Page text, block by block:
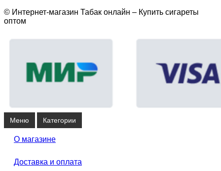
© Интернет-магазин Табак онлайн – Купить сигареты
оптом
Меню Категории
О магазине
Доставка и оплата